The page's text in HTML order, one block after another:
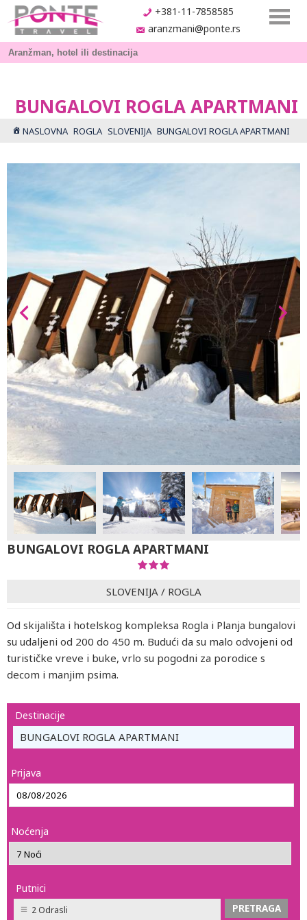
+381-11-7858585
aranzmani@ponte.rs
BUNGALOVI ROGLA APARTMANI
NASLOVNA ROGLA SLOVENIJA BUNGALOVI ROGLA APARTMANI
BUNGALOVI ROGLA APARTMANI
SLOVENIJA / ROGLA
Od skijališta i hotelskog kompleksa Rogla i Planja bungalovi
su udaljeni od 200 do 450 m. Budući da su malo odvojeni od
turističke vreve i buke, vrlo su pogodni za porodice s
decom i manjim psima.
Destinacije
BUNGALOVI ROGLA APARTMANI
Prijava
Noćenja
Putnici
2 Odrasli